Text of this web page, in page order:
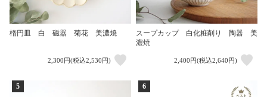
楕円皿 白 磁器 菊花 美濃焼
2,300円(税込2,530円)
スープカップ 白化粧削り 陶器 美
濃焼
2,400円(税込2,640円)
5 6